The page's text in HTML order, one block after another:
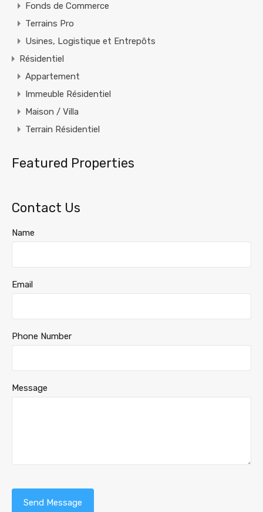
Fonds de Commerce
Terrains Pro
Usines, Logistique et Entrepôts
Résidentiel
Appartement
Immeuble Résidentiel
Maison / Villa
Terrain Résidentiel
Featured Properties
Contact Us
Name
Email
Phone Number
Message